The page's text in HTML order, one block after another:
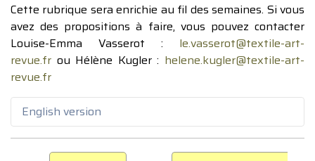
Cette rubrique sera enrichie au fil des semaines. Si vous
avez des propositions à faire, vous pouvez contacter
Louise-Emma Vasserot : le.vasserot@textile-art-
revue.fr ou Hélène Kugler : helene.kugler@textile-art-
revue.fr
English version